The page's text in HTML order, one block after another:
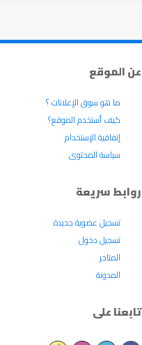
عن الموقع
ما هو سوق الإعلانات ؟
كيف أستخدم الموقع؟
إتفاقية الإستخدام
سياسة المحتوى
روابط سريعة
تسجيل عضوية جديدة
تسجيل دخول
المتاجر
المدونة
تابعنا على